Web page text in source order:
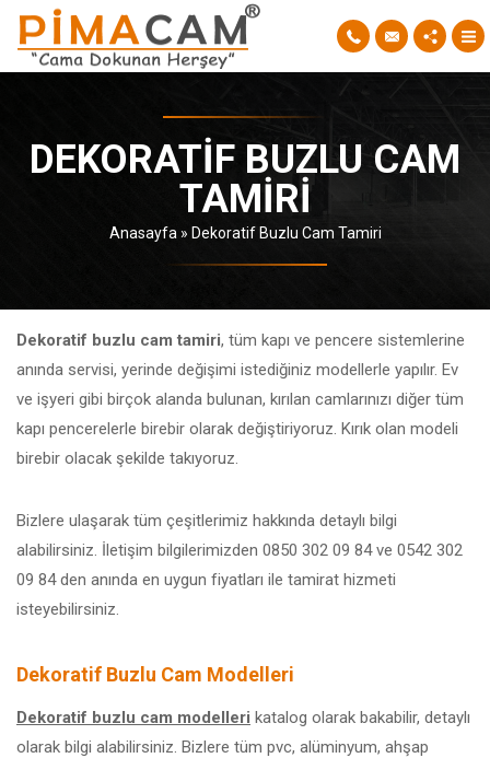
DEKORATIF BUZLU CAM
TAMIRI
Anasayfa » Dekoratif Buzlu Cam Tamiri
Dekoratif buzlu cam tamiri, tüm kapı ve pencere sistemlerine
anında servisi, yerinde değişimi istediğiniz modellerle yapılır. Ev
ve işyeri gibi birçok alanda bulunan, kırılan camlarınızı diğer tüm
kapı pencerelerle birebir olarak değiştiriyoruz. Kırık olan modeli
birebir olacak şekilde takıyoruz.
Bizlere ulaşarak tüm çeşitlerimiz hakkında detaylı bilgi
alabilirsiniz. İletişim bilgilerimizden 0850 302 09 84 ve 0542 302
09 84 den anında en uygun fiyatları ile tamirat hizmeti
isteyebilirsiniz.
Dekoratif Buzlu Cam Modelleri
Dekoratif buzlu cam modelleri katalog olarak bakabilir, detaylı
olarak bilgi alabilirsiniz. Bizlere tüm pvc, alüminyum, ahşap